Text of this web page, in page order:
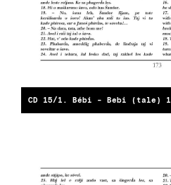
CD 15/1. Bébi - Bebi (tale) 1